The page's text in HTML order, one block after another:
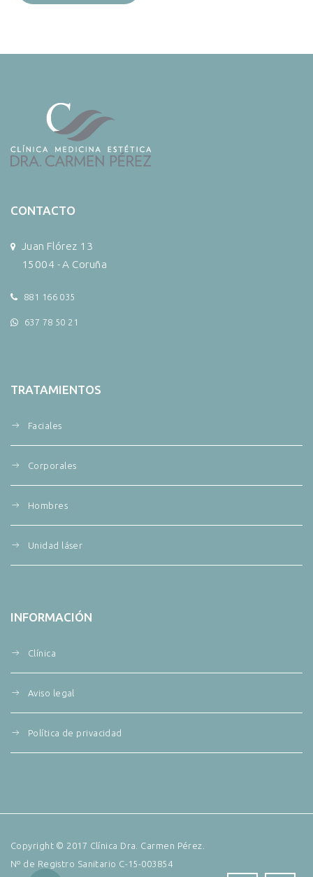
CONTACTO
Juan Flórez 13
15004 - A Coruña
881 166 035
637 78 50 21
TRATAMIENTOS
Faciales
Corporales
Hombres
Unidad láser
INFORMACIÓN
Clínica
Aviso legal
Política de privacidad
Copyright © 2017 Clínica Dra. Carmen Pérez.
Nº de Registro Sanitario C-15-003854